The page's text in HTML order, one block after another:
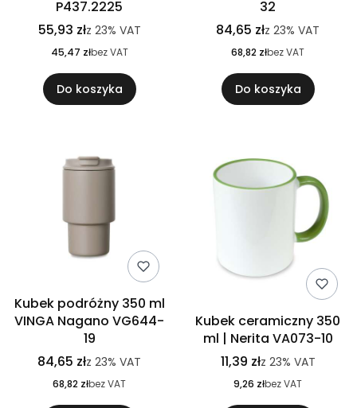
P437.2225
55,93 złz 23% VAT
45,47 złbez VAT
Do koszyka
32
84,65 złz 23% VAT
68,82 złbez VAT
Do koszyka
Kubek podróżny 350 ml
VINGA Nagano VG644-
19
84,65 złz 23% VAT
68,82 złbez VAT
Kubek ceramiczny 350
ml | Nerita VA073-10
11,39 złz 23% VAT
9,26 złbez VAT